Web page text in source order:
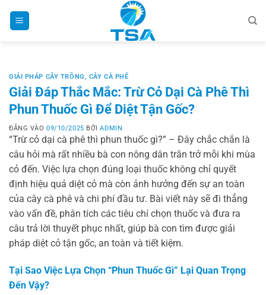
GIẢI PHÁP CÂY TRỒNG, CÂY CÀ PHÊ
Giải Đáp Thắc Mắc: Trừ Cỏ Dại Cà Phê Thì
Phun Thuốc Gì Để Diệt Tận Gốc?
ĐĂNG VÀO09/10/2025 BỞIADMIN
“Trừ cỏ dại cà phê thì phun thuốc gì?” – Đây chắc chắn là
câu hỏi mà rất nhiều bà con nông dân trăn trở mỗi khi mùa
cỏ đến. Việc lựa chọn đúng loại thuốc không chỉ quyết
định hiệu quả diệt cỏ mà còn ảnh hưởng đến sự an toàn
của cây cà phê và chi phí đầu tư. Bài viết này sẽ đi thẳng
vào vấn đề, phân tích các tiêu chí chọn thuốc và đưa ra
câu trả lời thuyết phục nhất, giúp bà con tìm được giải
pháp diệt cỏ tận gốc, an toàn và tiết kiệm.
Tại Sao Việc Lựa Chọn “Phun Thuốc Gì” Lại Quan Trọng
Đến Vậy?